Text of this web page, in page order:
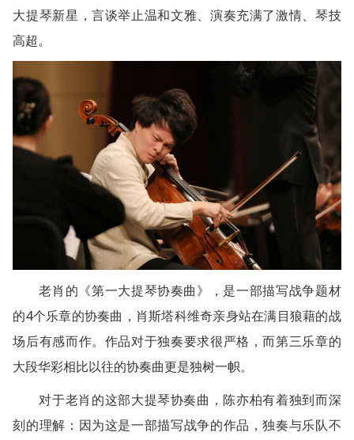
大提琴新星，言谈举止温和文雅、演奏充满了激情、琴技
高超。
老肖的《第一大提琴协奏曲》，是一部描写战争题材
的4个乐章的协奏曲，肖斯塔科维奇亲身站在满目狼藉的战
场后有感而作。作品对于独奏要求很严格，而第三乐章的
大段华彩相比以往的协奏曲更是独树一帜。
对于老肖的这部大提琴协奏曲，陈亦柏有着独到而深
刻的理解：因为这是一部描写战争的作品，独奏与乐队不